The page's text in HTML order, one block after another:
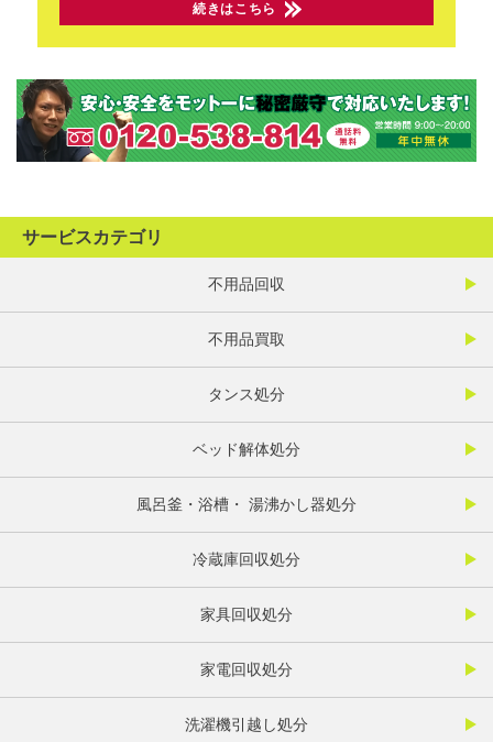
続きはこちら
サービスカテゴリ
不用品回収
不用品買取
タンス処分
ベッド解体処分
風呂釜・浴槽・ 湯沸かし器処分
冷蔵庫回収処分
家具回収処分
家電回収処分
洗濯機引越し処分